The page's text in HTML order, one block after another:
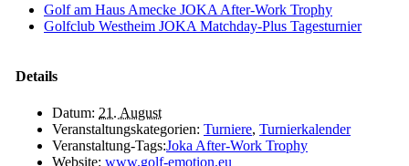
Golf am Haus Amecke JOKA After-Work Trophy
Golfclub Westheim JOKA Matchday-Plus Tagesturnier
Details
Datum: 21. August
Veranstaltungskategorien: Turniere, Turnierkalender
Veranstaltung-Tags:Joka After-Work Trophy
Website: www.golf-emotion.eu